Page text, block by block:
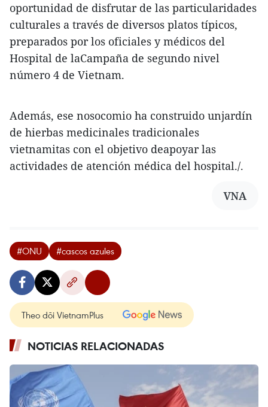
oportunidad de disfrutar de las particularidades
culturales a través de diversos platos típicos,
preparados por los oficiales y médicos del
Hospital de laCampaña de segundo nivel
número 4 de Vietnam.
Además, ese nosocomio ha construido unjardín
de hierbas medicinales tradicionales
vietnamitas con el objetivo deapoyar las
actividades de atención médica del hospital./.
VNA
#ONU #cascos azules
Theo dõi VietnamPlus
NOTICIAS RELACIONADAS